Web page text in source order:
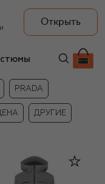
Открыть
PRADA
ДРУГИЕ